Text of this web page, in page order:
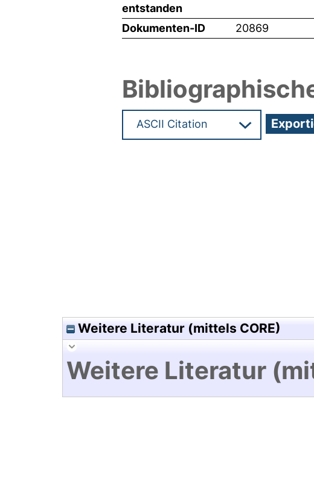
entstanden
Dokumenten-ID 20869
Weitere Literatur (mittels CORE)
Weitere Literatur